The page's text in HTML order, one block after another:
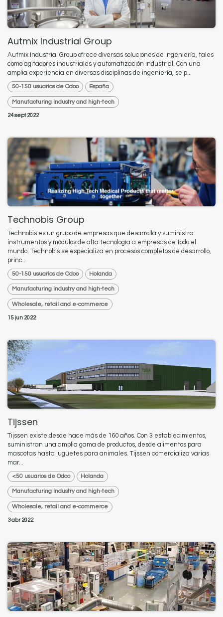
Autmix Industrial Group
Autmix Industrial Group ofrece diversas soluciones de ingeniería, tales
como agitadores industriales y automatización industrial. Con una
amplia experiencia en diversas disciplinas de ingeniería, se p...
50-150 usuarios de Odoo España
Manufacturing industry and high-tech
24 sept 2022
Technobis Group
Technobis es un grupo de empresas que desarrolla y suministra
instrumentos y módulos de alta tecnología a empresas de todo el
mundo. Technobis se especializa en procesos completos de desarrollo,
princ...
50-150 usuarios de Odoo Holanda
Manufacturing industry and high-tech
Wholesale, retail and e-commerce
15 jun 2022
Tijssen
Tijssen existe desde hace más de 160 años. Con 3 establecimientos,
suministran una amplia gama de productos, desde alimentos para
mascotas hasta juguetes para animales. Tijssen comercializa varias
mar...
<50 usuarios de Odoo Holanda
Manufacturing industry and high-tech
Wholesale, retail and e-commerce
3 abr 2022